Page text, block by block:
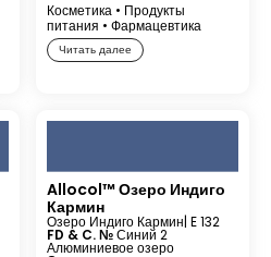
Косметика• Продукты
питания • Фармацевтика
Читать далее
Allocol™ Озеро Индиго
Кармин
Озеро Индиго Кармин| E 132
FD & C. №Синий 2
Алюминиевое озеро